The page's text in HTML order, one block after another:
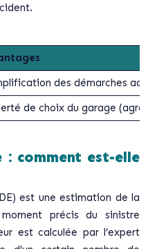
des démarches
de choix du garage
: comment est-elle
est une estimation de la
précis du sinistre
est calculée par l’expert